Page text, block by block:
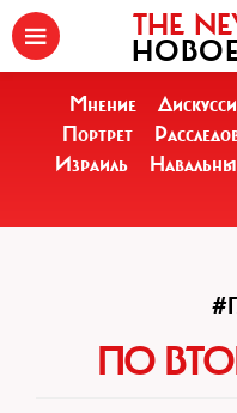
THE
Мнение
Портрет
Израиль
ПО